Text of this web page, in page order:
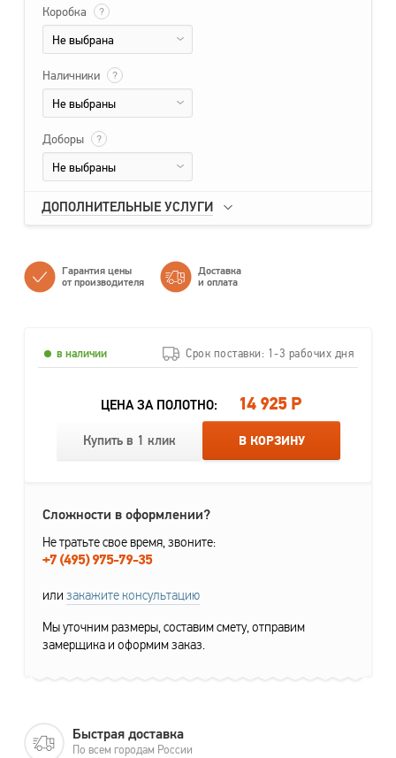
Коробка ?
Не выбрана
Наличники ?
Не выбраны
Доборы ?
Не выбраны
ДОПОЛНИТЕЛЬНЫЕ УСЛУГИ
Гарантия цены
от производителя
Доставка
и оплата
в наличии Срок поставки: 1-3 рабочих дня
ЦЕНА ЗА ПОЛОТНО: 14 925 Р
Купить в 1 клик В КОРЗИНУ
Сложности в оформлении?
Не тратьте свое время, звоните:
+7 (495) 975-79-35
или закажите консультацию
Мы уточним размеры, составим смету, отправим
замерщика и оформим заказ.
Быстрая доставка
По всем городам России